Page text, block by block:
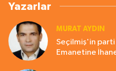
Yazarlar
MURAT AYDIN
Seçilmiş'in parti
Emanetine